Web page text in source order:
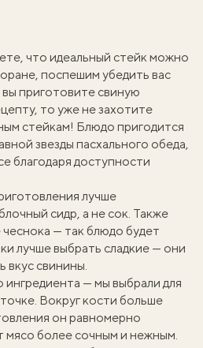
что идеальный стейк можно
поспешим убедить вас
приготовите свиную
то уже не захотите
стейкам! Блюдо пригодится
звезды пасхального обеда,
благодаря доступности
лучше
сидр, а не сок. Также
— так блюдо будет
лучше выбрать сладкие — они
вкус свинины.
— мы выбрали для
Вокруг кости больше
он равномерно
мясо более сочным и нежным.